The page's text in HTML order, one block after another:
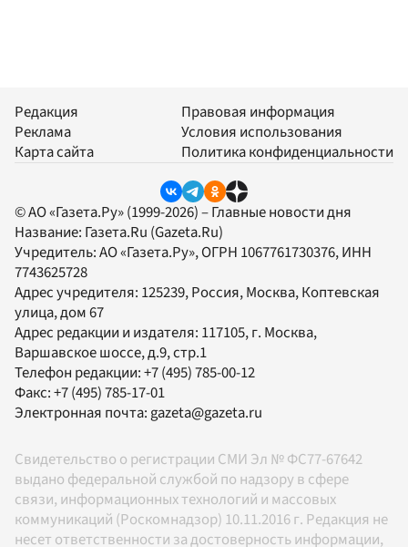
Редакция
Реклама
Карта сайта
Правовая информация
Условия использования
Политика конфиденциальности
© АО «Газета.Ру» (1999-2026) – Главные новости дня
Название: Газета.Ru (Gazeta.Ru)
Учредитель:АО «Газета.Ру», ОГРН 1067761730376, ИНН
7743625728
Адрес учредителя: 125239, Россия, Москва, Коптевская
улица, дом 67
Адрес редакции и издателя: 117105, г. Москва,
Варшавское шоссе, д.9, стр.1
Телефон редакции:+7 (495) 785-00-12
Факс:+7 (495) 785-17-01
Электронная почта: gazeta@gazeta.ru
Свидетельство о регистрации СМИ Эл № ФС77-67642
выдано федеральной службой по надзору в сфере
связи, информационных технологий и массовых
коммуникаций (Роскомнадзор) 10.11.2016 г. Редакция не
несет ответственности за достоверность информации,